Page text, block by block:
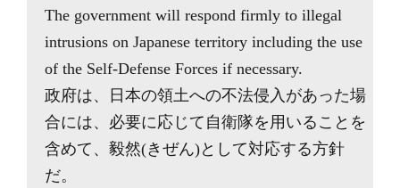
The government will respond firmly to illegal
intrusions on Japanese territory including the use
of the Self-Defense Forces if necessary.
政府は、日本の領土への不法侵入があった場
合には、必要に応じて自衛隊を用いることを
含めて、毅然(きぜん)として対応する方針
だ。